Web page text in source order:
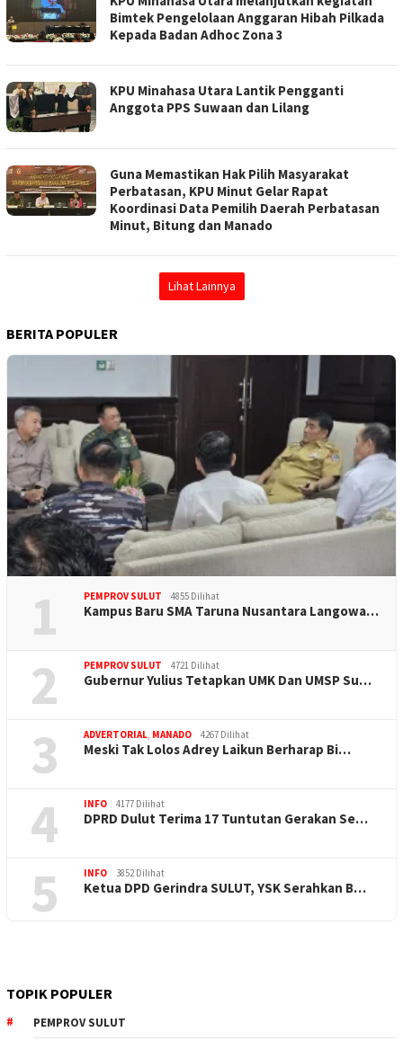
Bimtek Pengelolaan Anggaran Hibah Pilkada
Kepada Badan Adhoc Zona 3
KPU Minahasa Utara Lantik Pengganti
Anggota PPS Suwaan dan Lilang
Guna Memastikan Hak Pilih Masyarakat
Perbatasan, KPU Minut Gelar Rapat
Koordinasi Data Pemilih Daerah Perbatasan
Minut, Bitung dan Manado
Lihat Lainnya
BERITA POPULER
1 PEMPROV SULUT 4855 Dilihat
Kampus Baru SMA Taruna Nusantara Langowa…
2 PEMPROV SULUT 4721 Dilihat
Gubernur Yulius Tetapkan UMK Dan UMSP Su…
3 ADVERTORIAL, MANADO 4267 Dilihat
Meski Tak Lolos Adrey Laikun Berharap Bi…
4 INFO 4177 Dilihat
DPRD Dulut Terima 17 Tuntutan Gerakan Se…
5 INFO 3852 Dilihat
Ketua DPD Gerindra SULUT, YSK Serahkan B…
TOPIK POPULER
PEMPROV SULUT